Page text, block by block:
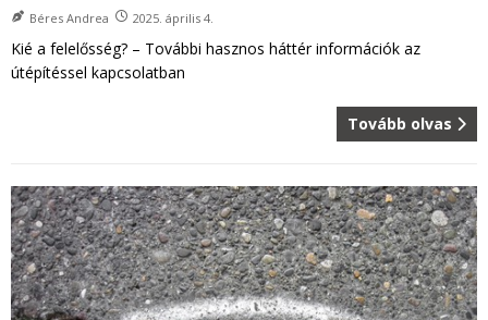
Béres Andrea 2025. április 4.
Kié a felelősség? – További hasznos háttér információk az
útépítéssel kapcsolatban
Tovább olvas